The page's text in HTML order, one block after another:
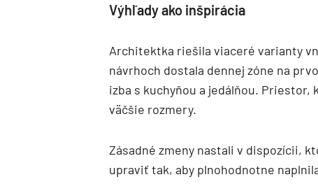
Výhľady ako inšpirácia
Architektka riešila viaceré varianty
návrhoch dostala dennej zóne na
izba s kuchyňou a jedálňou.
väčšie rozmery.
Zásadné zmeny nastali v dispozícii,
upraviť tak, aby plnohodnotne